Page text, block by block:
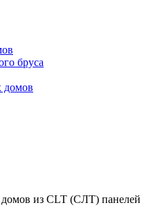
бруса
домов
из CLT (СЛТ) панелей